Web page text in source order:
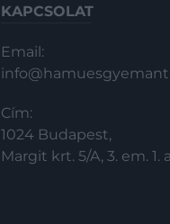
KAPCSOLAT
Email:
Cím:
1024 Budapest,
Margit krt. 5/A, 3. em. 1. a